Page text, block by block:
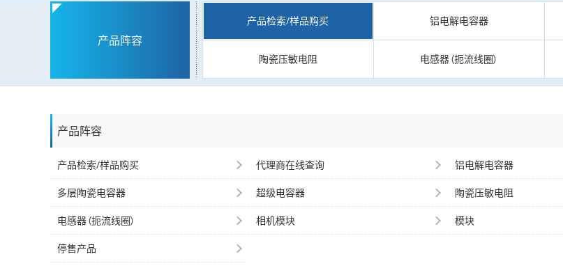
产品阵容
产品检索/样品购买 铝电解电容器
陶瓷压敏电阻 电感器（扼流线圈）
产品阵容
产品检索/样品购买 代理商在线查询 铝电解电容器
多层陶瓷电容器 超级电容器 陶瓷压敏电阻
电感器（扼流线圈） 相机模块 模块
停售产品